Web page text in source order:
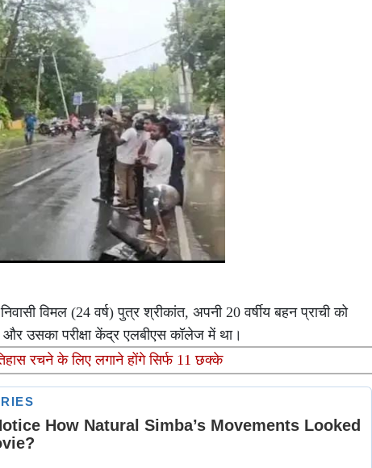
विमल (24 वर्ष) पुत्र श्रीकांत, अपनी 20 वर्षीय बहन प्राची को
और उसका परीक्षा केंद्र एलबीएस कॉलेज में था।
रचने के लिए लगाने होंगे सिर्फ 11 छक्के